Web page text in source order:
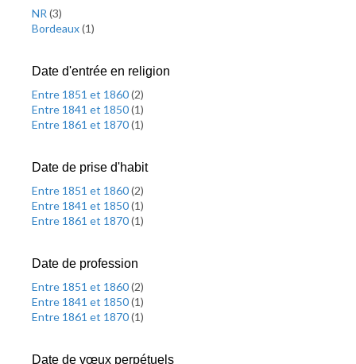
NR (3)
Bordeaux(1)
Date d'entrée en religion
Entre 1851 et 1860(2)
Entre 1841 et 1850(1)
Entre 1861 et 1870(1)
Date de prise d'habit
Entre 1851 et 1860(2)
Entre 1841 et 1850(1)
Entre 1861 et 1870(1)
Date de profession
Entre 1851 et 1860(2)
Entre 1841 et 1850(1)
Entre 1861 et 1870(1)
Date de vœux perpétuels